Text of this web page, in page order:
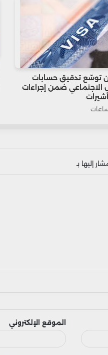
توسّع تدقيق حسابات
الاجتماعي ضمن إجراءات
إليها بـ
الموقع الإلكتروني